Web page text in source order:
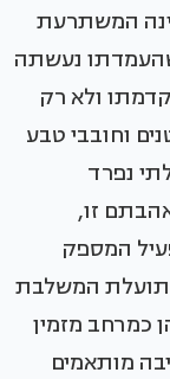
המשתרעת
שהעמדתו נעשתה
ולא רק
וחובבי טבע
נפרד
זו,
המספק
תועלת המשלבת
כמרחב מזמין
מותאמים